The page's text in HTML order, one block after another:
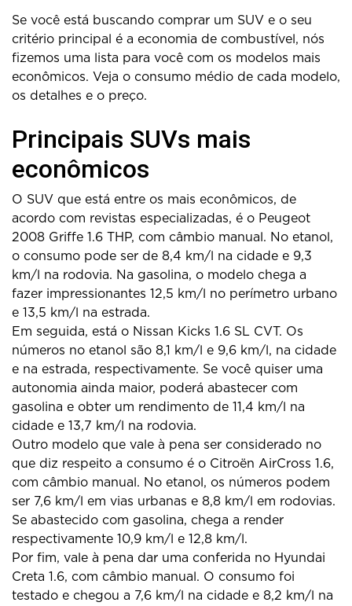
Se você está buscando comprar um SUV e o seu
critério principal é a economia de combustível, nós
fizemos uma lista para você com os modelos mais
econômicos. Veja o consumo médio de cada modelo,
os detalhes e o preço.
Principais SUVs mais
econômicos
O SUV que está entre os mais econômicos, de
acordo com revistas especializadas, é o Peugeot
2008 Griffe 1.6 THP, com câmbio manual. No etanol,
o consumo pode ser de 8,4 km/l na cidade e 9,3
km/l na rodovia. Na gasolina, o modelo chega a
fazer impressionantes 12,5 km/l no perímetro urbano
e 13,5 km/l na estrada.
Em seguida, está o Nissan Kicks 1.6 SL CVT. Os
números no etanol são 8,1 km/l e 9,6 km/l, na cidade
e na estrada, respectivamente. Se você quiser uma
autonomia ainda maior, poderá abastecer com
gasolina e obter um rendimento de 11,4 km/l na
cidade e 13,7 km/l na rodovia.
Outro modelo que vale à pena ser considerado no
que diz respeito a consumo é o Citroën AirCross 1.6,
com câmbio manual. No etanol, os números podem
ser 7,6 km/l em vias urbanas e 8,8 km/l em rodovias.
Se abastecido com gasolina, chega a render
respectivamente 10,9 km/l e 12,8 km/l.
Por fim, vale à pena dar uma conferida no Hyundai
Creta 1.6, com câmbio manual. O consumo foi
testado e chegou a 7,6 km/l na cidade e 8,2 km/l na